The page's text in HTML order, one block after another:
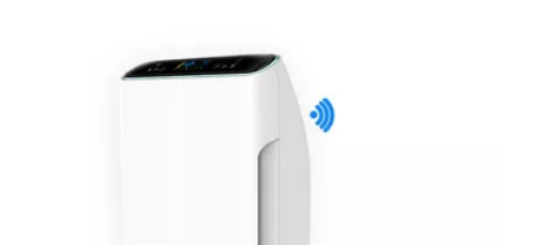
Purificador de aire